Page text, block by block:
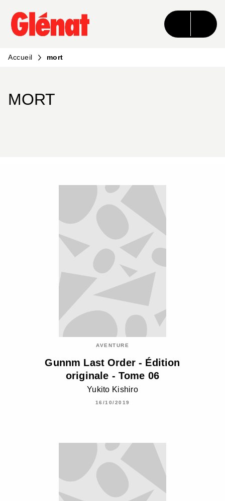
MENU RECHERCHE CONTENU
PIED DE PAGE
Accueil mort
MORT
AVENTURE
Gunnm Last Order - Édition
originale - Tome 06
Yukito Kishiro
16/10/2019